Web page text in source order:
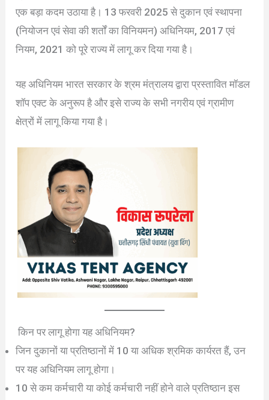
एक बड़ा कदम उठाया है। 13 फरवरी 2025 से दुकान एवं स्थापना
(नियोजन एवं सेवा की शर्तों का विनियमन) अधिनियम, 2017 एवं
नियम, 2021 को पूरे राज्य में लागू कर दिया गया है।
यह अधिनियम भारत सरकार के श्रम मंत्रालय द्वारा प्रस्तावित मॉडल
शॉप एक्ट के अनुरूप है और इसे राज्य के सभी नगरीय एवं ग्रामीण
क्षेत्रों में लागू किया गया है।
किन पर लागू होगा यह अधिनियम?
जिन दुकानों या प्रतिष्ठानों में 10 या अधिक श्रमिक कार्यरत हैं, उन
पर यह अधिनियम लागू होगा।
10 से कम कर्मचारी या कोई कर्मचारी नहीं होने वाले प्रतिष्ठान इस